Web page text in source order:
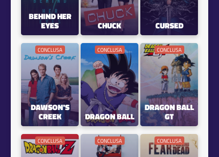
BEHIND HER
EYES CHUCK CURSED
CONCLUSA
DAWSON'S
CREEK
CONCLUSA
DRAGON BALL
CONCLUSA
DRAGON BALL
GT
CONCLUSA CONCLUSA CONCLUSA